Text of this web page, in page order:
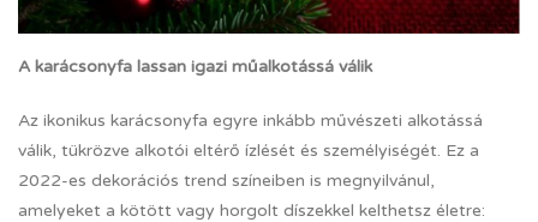
A karácsonyfa lassan igazi műalkotássá válik
Az ikonikus karácsonyfa egyre inkább művészeti alkotássá
válik, tükrözve alkotói eltérő ízlését és személyiségét. Ez a
2022-es dekorációs trend színeiben is megnyilvánul,
amelyeket a kötött vagy horgolt díszekkel kelthetsz életre: